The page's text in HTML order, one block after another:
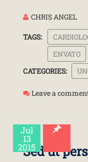
CHRIS ANGEL
TAGS:
ENVATO
CATEGORIES:
Leave a
Jul
13
2015
Sed ut